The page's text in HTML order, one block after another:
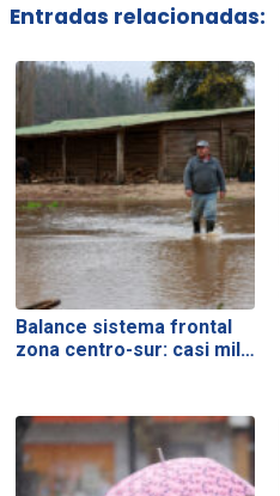
Entradas relacionadas:
Balance sistema frontal
zona centro-sur: casi mil…